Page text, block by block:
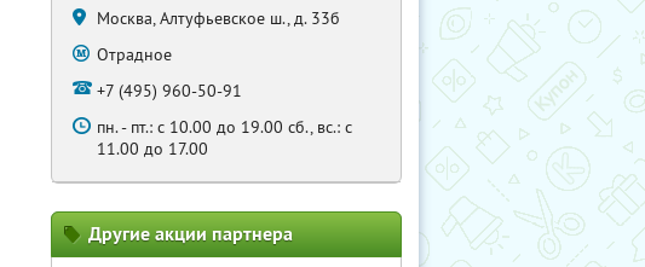
Москва, Алтуфьевское ш., д. 33б
Отрадное
+7 (495) 960-50-91
пн. - пт.: с 10.00 до 19.00 сб., вс.: с
11.00 до 17.00
Другие акции партнера